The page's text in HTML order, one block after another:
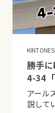
勝手
4-34「
アール
説して